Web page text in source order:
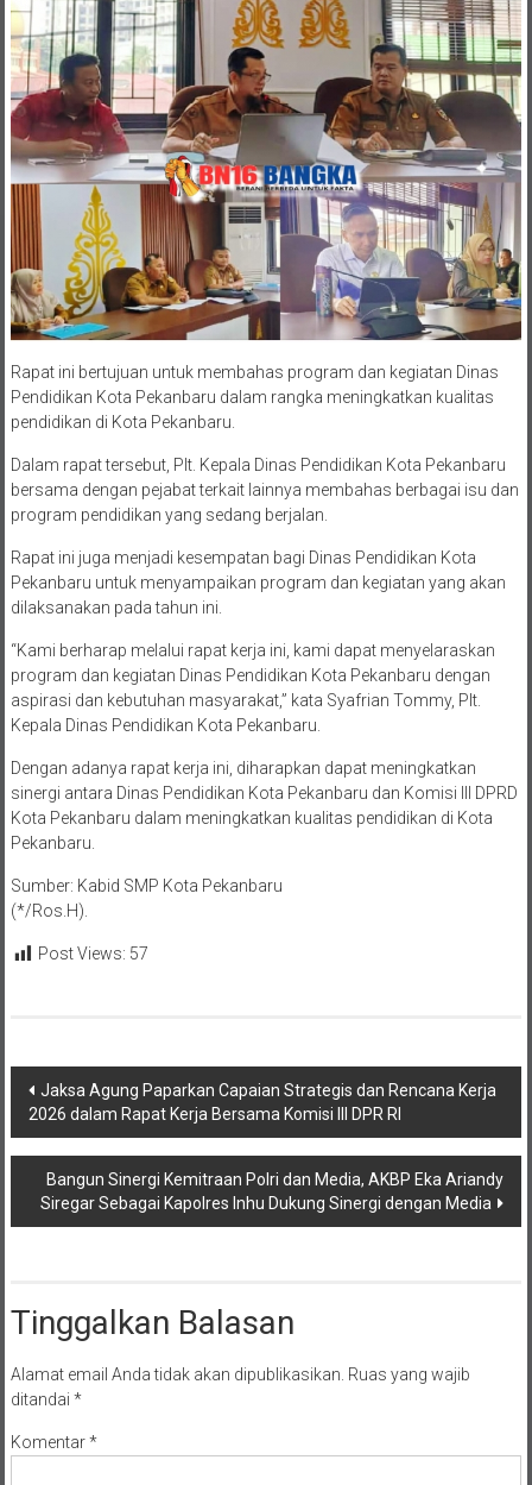
Rapat ini bertujuan untuk membahas program dan kegiatan Dinas
Pendidikan Kota Pekanbaru dalam rangka meningkatkan kualitas
pendidikan di Kota Pekanbaru.
Dalam rapat tersebut, Plt. Kepala Dinas Pendidikan Kota Pekanbaru
bersama dengan pejabat terkait lainnya membahas berbagai isu dan
program pendidikan yang sedang berjalan.
Rapat ini juga menjadi kesempatan bagi Dinas Pendidikan Kota
Pekanbaru untuk menyampaikan program dan kegiatan yang akan
dilaksanakan pada tahun ini.
“Kami berharap melalui rapat kerja ini, kami dapat menyelaraskan
program dan kegiatan Dinas Pendidikan Kota Pekanbaru dengan
aspirasi dan kebutuhan masyarakat,” kata Syafrian Tommy, Plt.
Kepala Dinas Pendidikan Kota Pekanbaru.
Dengan adanya rapat kerja ini, diharapkan dapat meningkatkan
sinergi antara Dinas Pendidikan Kota Pekanbaru dan Komisi III DPRD
Kota Pekanbaru dalam meningkatkan kualitas pendidikan di Kota
Pekanbaru.
Sumber: Kabid SMP Kota Pekanbaru
(*/Ros.H).
Post Views: 57
Navigasi
pos
Jaksa Agung Paparkan Capaian Strategis dan Rencana Kerja
2026 dalam Rapat Kerja Bersama Komisi III DPR RI
Bangun Sinergi Kemitraan Polri dan Media, AKBP Eka Ariandy
Siregar Sebagai Kapolres Inhu Dukung Sinergi dengan Media
Tinggalkan Balasan
Alamat email Anda tidak akan dipublikasikan. Ruas yang wajib
ditandai *
Komentar*